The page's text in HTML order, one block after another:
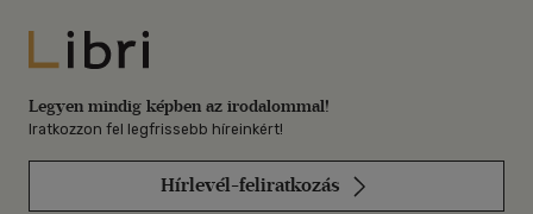
Libri
Legyen mindig képben az irodalommal!
Iratkozzon fel legfrissebb híreinkért!
Hírlevél-feliratkozás